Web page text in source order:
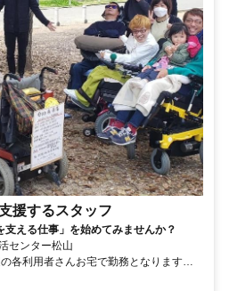
援するスタッフ
える仕事」を始めてみませんか？
センター松山
各利用者さんお宅で勤務となります